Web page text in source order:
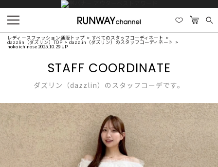
レディースファッション通販トップ すべてのスタッフコーディネート
dazzlin（ダズリン）TOP dazzlin（ダズリン）のスタッフコーディネート
noko ichinose 2025.10.29 UP
STAFF COORDINATE
ダズリン（dazzlin）のスタッフコーデです。